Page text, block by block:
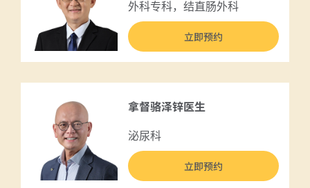
外科专科，结直肠外科
立即预约
拿督骆泽锌医生
泌尿科
立即预约